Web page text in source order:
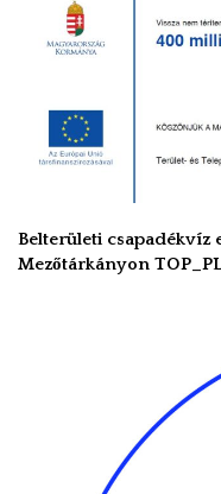
Belterületi csapadékvíz
Mezőtárkányon